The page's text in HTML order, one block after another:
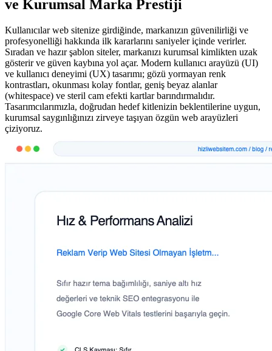
ve Kurumsal Marka Prestiji
Kullanıcılar web sitenize girdiğinde, markanızın güvenilirliği ve
profesyonelliği hakkında ilk kararlarını saniyeler içinde verirler.
Sıradan ve hazır şablon siteler, markanızı kurumsal kimlikten uzak
gösterir ve güven kaybına yol açar. Modern kullanıcı arayüzü (UI)
ve kullanıcı deneyimi (UX) tasarımı; gözü yormayan renk
kontrastları, okunması kolay fontlar, geniş beyaz alanlar
(whitespace) ve steril cam efekti kartlar barındırmalıdır.
Tasarımcılarımızla, doğrudan hedef kitlenizin beklentilerine uygun,
kurumsal saygınlığınızı zirveye taşıyan özgün web arayüzleri
çiziyoruz.